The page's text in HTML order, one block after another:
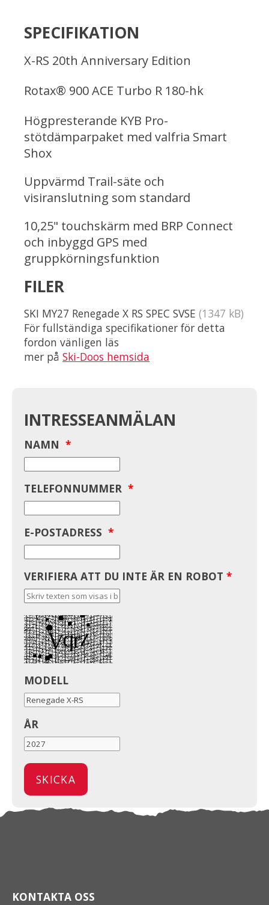
SPECIFIKATION
X-RS 20th Anniversary Edition
Rotax® 900 ACE Turbo R 180-hk
Högpresterande KYB Pro-
stötdämparpaket med valfria Smart
Shox
Uppvärmd Trail-säte och
visiranslutning som standard
10,25" touchskärm med BRP Connect
och inbyggd GPS med
gruppkörningsfunktion
FILER
SKI MY27 Renegade X RS SPEC SVSE (1347 kB)
För fullständiga specifikationer för detta
fordon vänligen läs
mer på Ski-Doos hemsida
INTRESSEANMÄLAN
NAMN *
TELEFONNUMMER *
E-POSTADRESS *
VERIFIERA ATT DU INTE ÄR EN ROBOT *
MODELL
ÅR
KONTAKTA OSS